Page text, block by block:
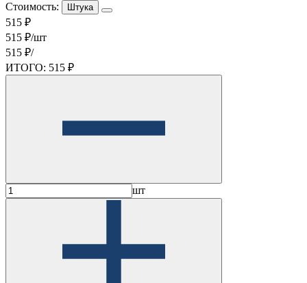
Стоимость: Штука
515 ₽
515 ₽/шт
515 ₽/
ИТОГО: 515 ₽
шт